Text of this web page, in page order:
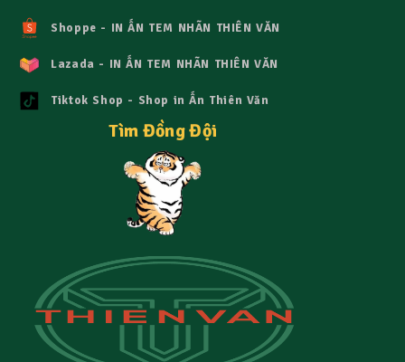
Shoppe - IN ẤN TEM NHÃN THIÊN VĂN
Lazada - IN ẤN TEM NHÃN THIÊN VĂN
Tiktok Shop - Shop in Ấn Thiên Văn
Tìm Đồng Đội